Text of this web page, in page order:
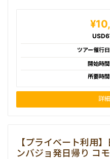
ツアー催行
開始時
所要時
詳
【プライベート利用
ンバジョ発日帰り コ